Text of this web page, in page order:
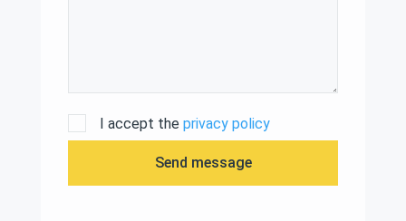
I accept the privacy policy
Send message